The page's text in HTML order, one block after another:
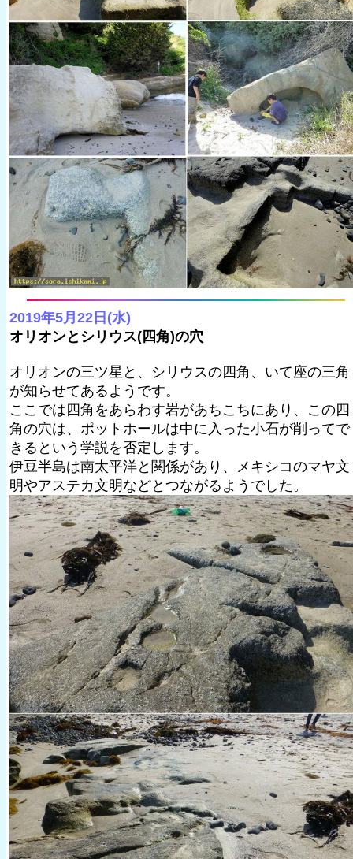
2019年5月22日(水)
オリオンとシリウス(四角)の穴
オリオンの三ツ星と、シリウスの四角、いて座の三角
が知らせてあるようです。
ここでは四角をあらわす岩があちこちにあり、この四
角の穴は、ポットホールは中に入った小石が削ってで
きるという学説を否定します。
伊豆半島は南太平洋と関係があり、メキシコのマヤ文
明やアステカ文明などとつながるようでした。